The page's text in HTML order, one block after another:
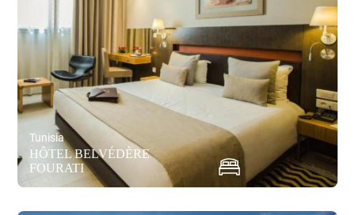
Tunisia
HÔTEL BELVÉDÈRE
FOURATI